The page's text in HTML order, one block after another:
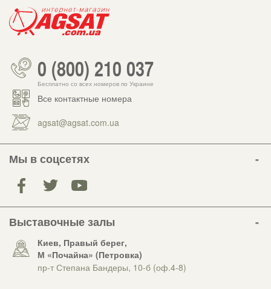
0 (800) 210 037
Бесплатно со всех номеров по Украине
Все контактные номера
agsat@agsat.com.ua
Мы в соцсетях
Выставочные залы
Киев, Правый берег,
М «Почайна» (Петровка)
пр-т Степана Бандеры, 10-б (оф.4-8)